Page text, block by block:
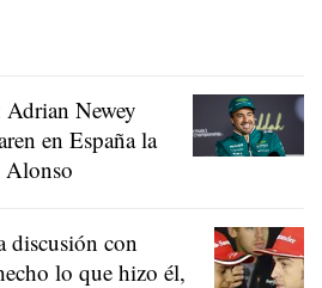
Adrian Newey
en España la
Alonso
discusión con
lo que hizo él,